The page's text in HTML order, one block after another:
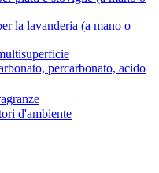
la lavanderia (a mano o
percarbonato, acido
d'ambiente